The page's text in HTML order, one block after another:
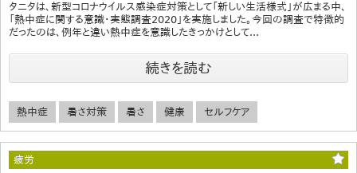
タニタは、新型コロナウイルス感染症対策として「新しい生活様式」が広まる中、
「熱中症に関する意識・実態調査2020」を実施しました。今回の調査で特徴的
だったのは、例年と違い熱中症を意識したきっかけとして...
続きを読む
熱中症 暑さ対策 暑さ 健康 セルフケア
疲労